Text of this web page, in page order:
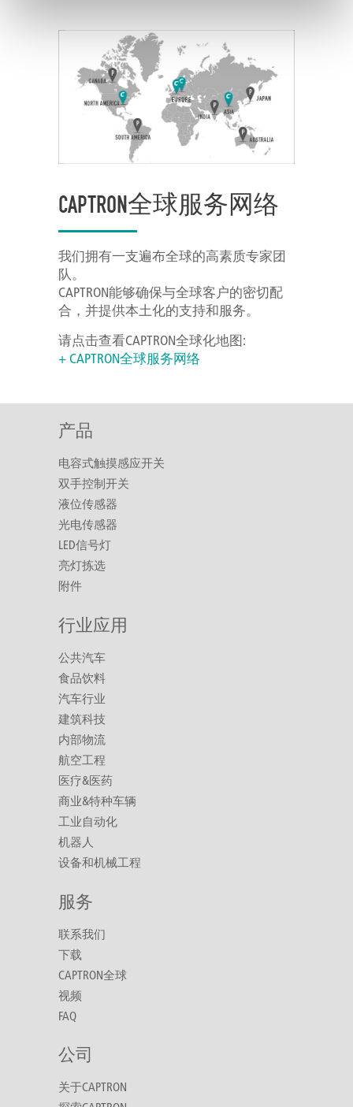
CAPTRON全球服务网络
我们拥有一支遍布全球的高素质专家团
队。
CAPTRON能够确保与全球客户的密切配
合，并提供本土化的支持和服务。
请点击查看CAPTRON全球化地图:
+ CAPTRON全球服务网络
产品
电容式触摸感应开关
双手控制开关
液位传感器
光电传感器
LED信号灯
亮灯拣选
附件
行业应用
公共汽车
食品饮料
汽车行业
建筑科技
内部物流
航空工程
医疗&医药
商业&特种车辆
工业自动化
机器人
设备和机械工程
服务
联系我们
下载
CAPTRON全球
视频
FAQ
公司
关于CAPTRON